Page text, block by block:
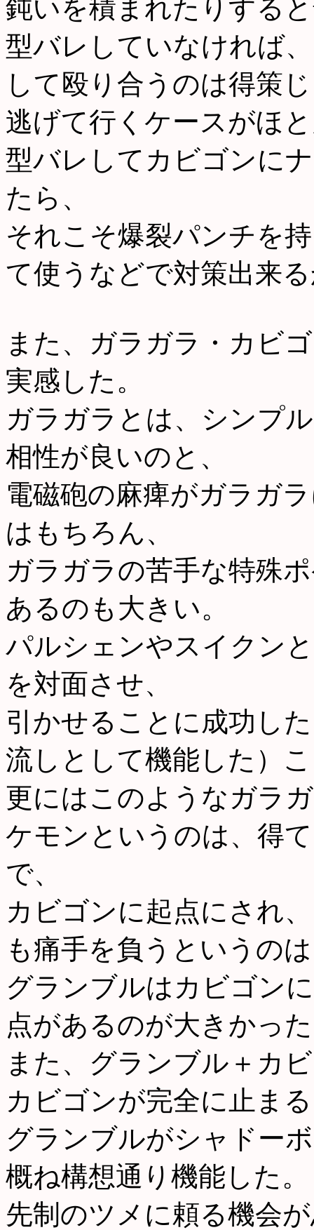
鈍いを積まれたりする
型バレしていなければ
して殴り合うのは得策
逃げて行くケースがほ
型バレしてカビゴンに
たら、
それこそ爆裂パンチを
て使うなどで対策出来
また、ガラガラ・カビ
実感した。
ガラガラとは、シンプ
相性が良いのと、
電磁砲の麻痺がガラガ
はもちろん、
ガラガラの苦手な特殊
あるのも大きい。
パルシェンやスイクン
を対面させ、
引かせることに成功し
流しとして機能した）
更にはこのようなガラ
ケモンというのは、得
で、
カビゴンに起点にされ
も痛手を負うというの
グランブルはカビゴン
点があるのが大きかっ
また、グランブル＋カ
カビゴンが完全に止ま
グランブルがシャドー
概ね構想通り機能した。
先制のツメに頼る機会